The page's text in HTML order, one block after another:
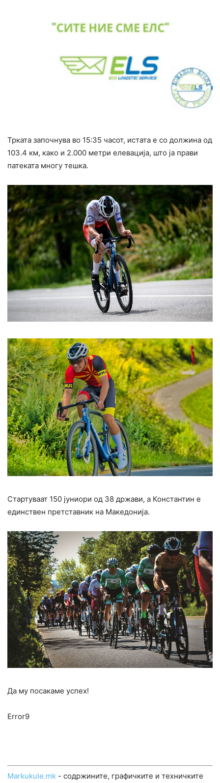
Трката започнува во 15:35 часот, истата е со должина од
103.4 км, како и 2.000 метри елевација, што ја прави
патеката многу тешка.
Стартуваат 150 јуниори од 38 држави, а Константин е
единствен претставник на Македонија.
Да му посакаме успех!
Error9
Markukule.mk - содржините, графичките и техничките